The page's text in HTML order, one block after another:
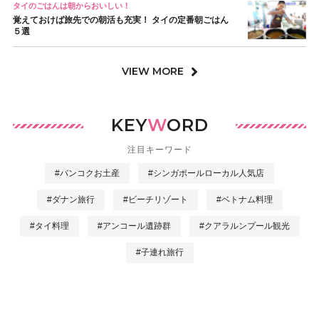
タイのごはんは朝からおいしい！
覚えておけば旅先での朝活も充実！ タイの定番朝ごはん
５選
VIEW MORE
KEYWORD
注目キーワード
#バンコクお土産 #シンガポールローカル人気店
#ダナン旅行 #ビーチリゾート #ベトナム料理
#タイ料理 #アンコール遺跡群 #クアラルンプール観光
#子連れ旅行